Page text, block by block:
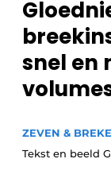
Vacature
Vacatures
Video’s
Safety First
Kranen
snel en
ZEVEN &
Tekst en beeld